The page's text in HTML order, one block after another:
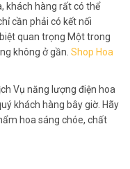
khách hàng rất có thể
cần phải có kết nối
quan trọng Một trong
không ở gần. Shop Hoa
Vụ năng lượng điện hoa
khách hàng bây giờ. Hãy
hoa sáng chóe, chất